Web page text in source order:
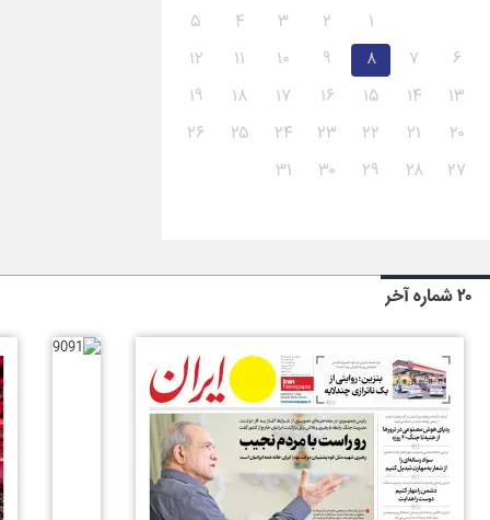
۱ ۲ ۳ ۴
۵
۶
۷ ۸ ۹ ۱۰ ۱۱
۱۲
۱۳
۱۴ ۱۵ ۱۶ ۱۷ ۱۸
۱۹
۲۰
۲۱ ۲۲ ۲۳ ۲۴ ۲۵
۲۶
۲۷
۲۸ ۲۹ ۳۰ ۳۱
۲۰ شماره آخر